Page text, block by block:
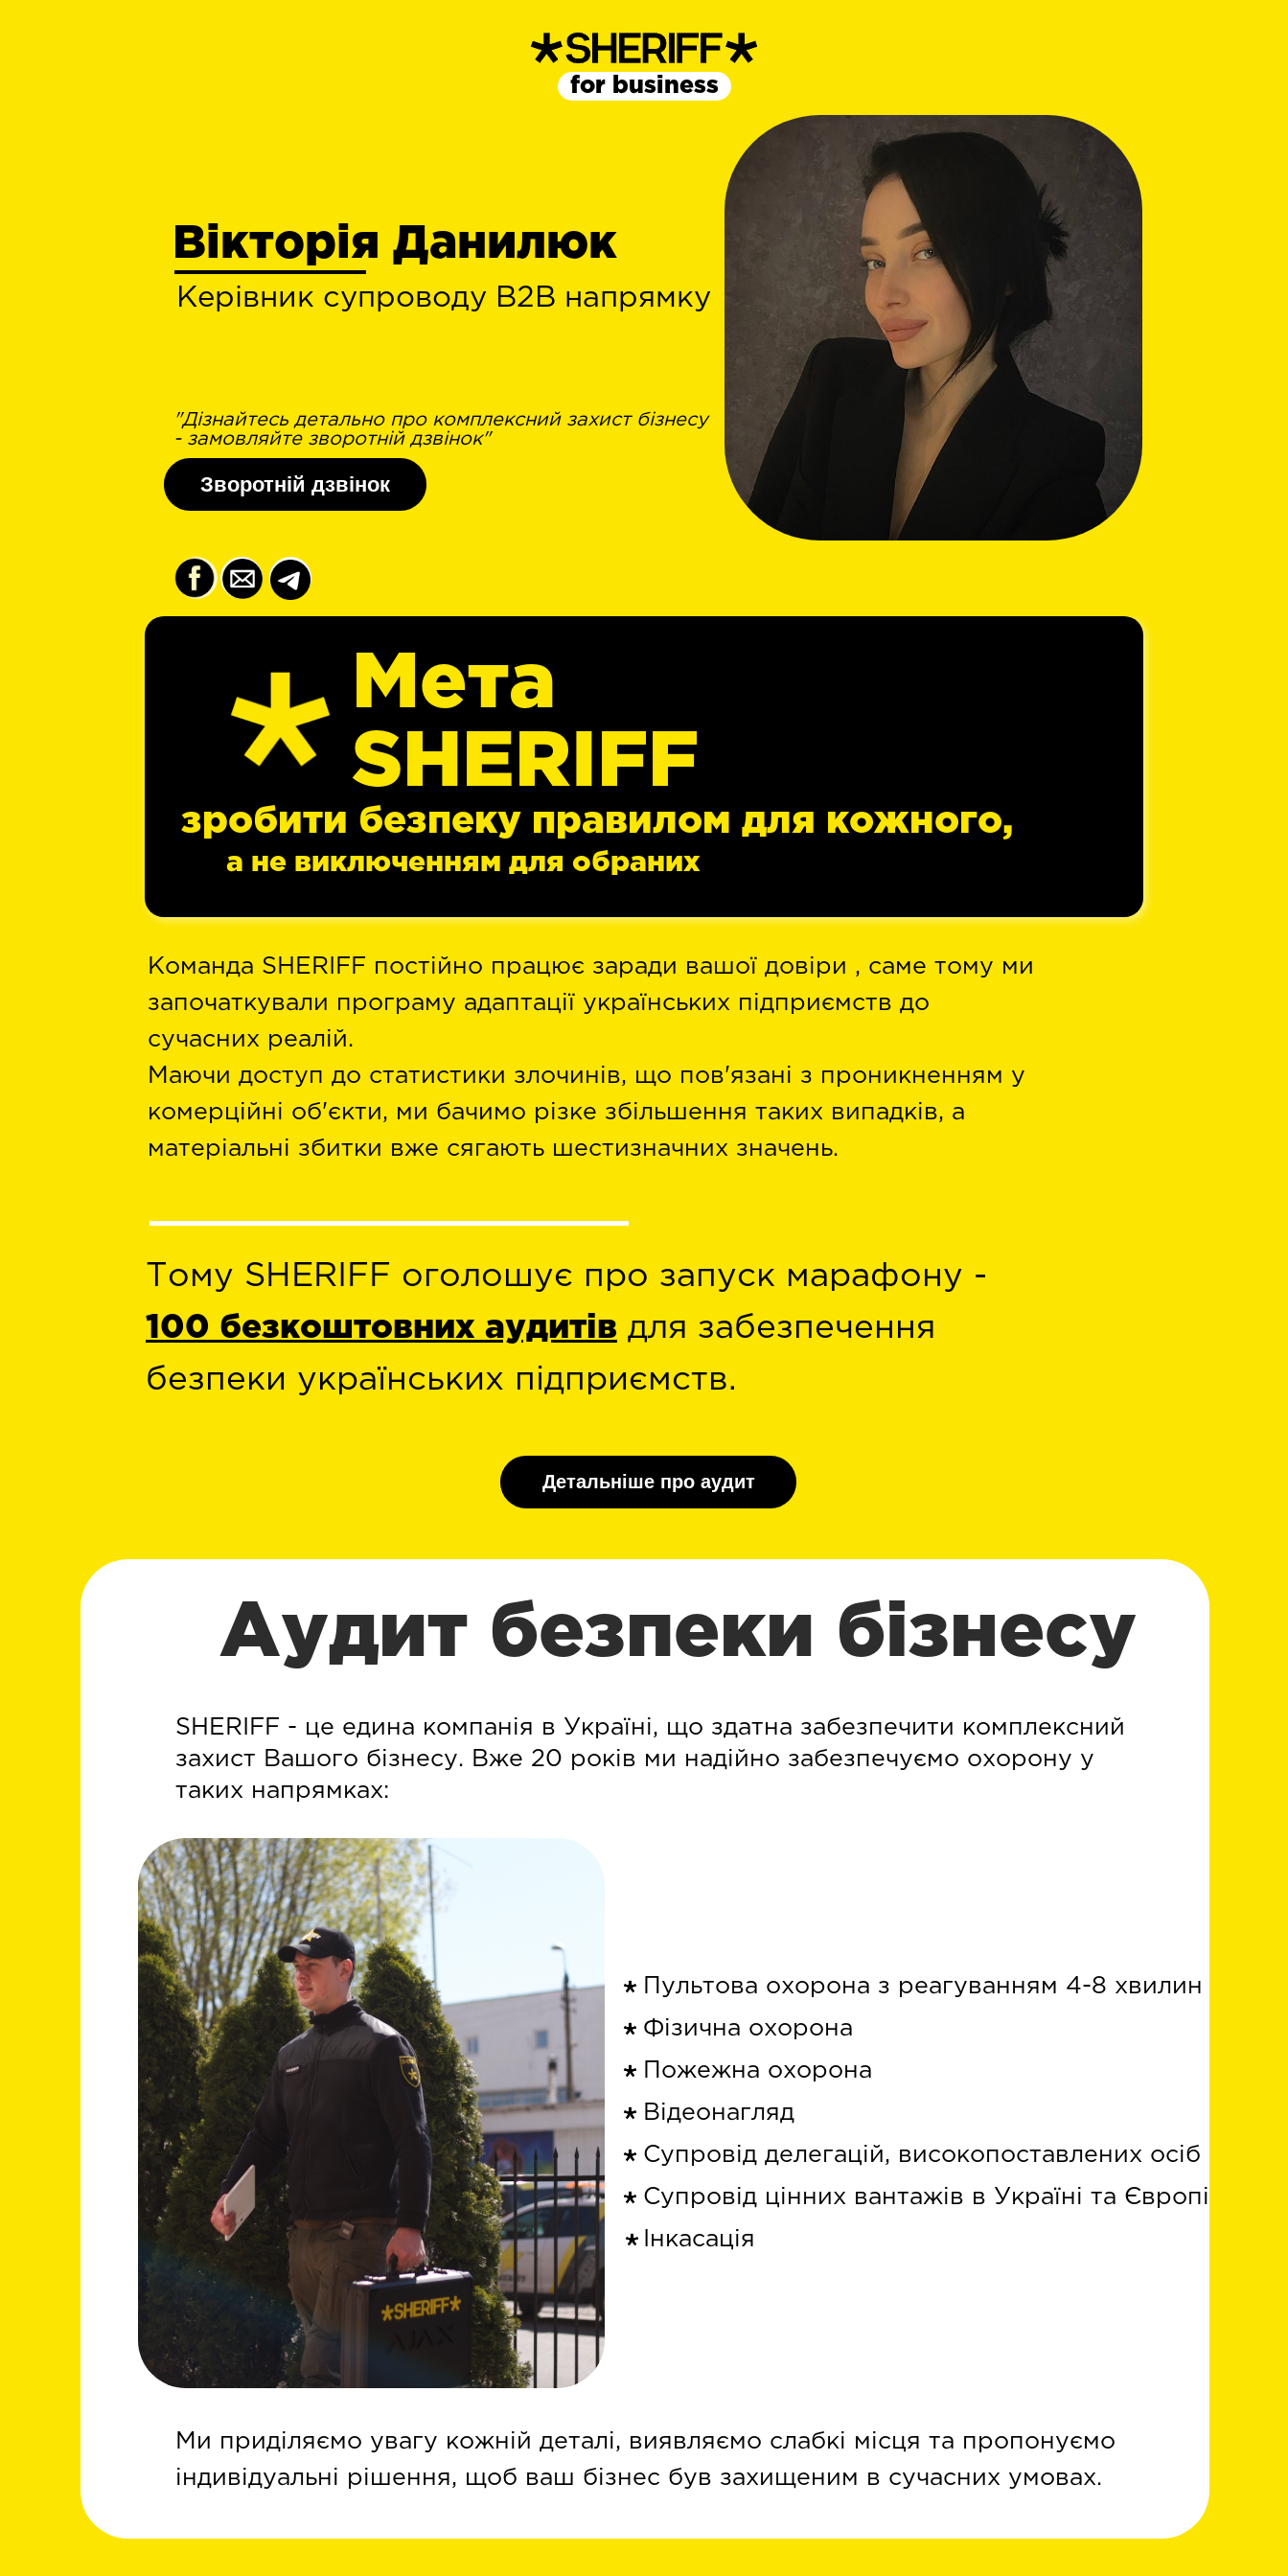
for business
Вікторія Данилюк
Керівник супроводу В2В напрямку
Зворотній дзвінок
"Дізнайтесь детально про комплексний захист бізнесу
- замовляйте зворотній дзвінок"
Пультова охорона з реагуванням 4-8 хвилин
Фізична охорона
Пожежна охорона
Відеонагляд
Супровід делегацій, високопоставлених осіб
Супровід цінних вантажів в Україні та Європі
Інкасація
Мета
SHERIFF
Команда SHERIFF постійно працює заради вашої довіри , саме тому ми
започаткували програму адаптації українських підприємств до
сучасних реалій.
Маючи доступ до статистики злочинів, що пов'язані з проникненням у
комерційні об'єкти, ми бачимо різке збільшення таких випадків, а
матеріальні збитки вже сягають шестизначних значень.
Тому SHERIFF оголошує про запуск марафону -
100 безкоштовних аудитів для забезпечення
безпеки українських підприємств.
Ми приділяємо увагу кожній деталі, виявляємо слабкі місця та пропонуємо
індивідуальні рішення, щоб ваш бізнес був захищеним в сучасних умовах.
SHERIFF - це едина компанія в Україні, що здатна забезпечити комплексний
захист Вашого бізнесу. Вже 20 років ми надійно забезпечуємо охорону у
таких напрямках:
зробити безпеку правилом для кожного,
а не виключенням для обраних
Мета
SHERIFF
Аудит безпеки бізнесу
Детальніше про аудит